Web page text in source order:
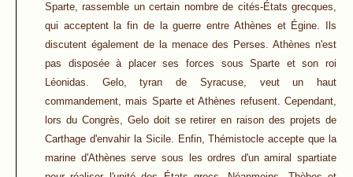
Sparte, rassemble un certain nombre de cités-États grecques,
qui acceptent la fin de la guerre entre Athènes et Égine. Ils
discutent également de la menace des Perses. Athènes n'est
pas disposée à placer ses forces sous Sparte et son roi
Léonidas. Gelo, tyran de Syracuse, veut un haut
commandement, mais Sparte et Athènes refusent. Cependant,
lors du Congrès, Gelo doit se retirer en raison des projets de
Carthage d'envahir la Sicile. Enfin, Thémistocle accepte que la
marine d'Athènes serve sous les ordres d'un amiral spartiate